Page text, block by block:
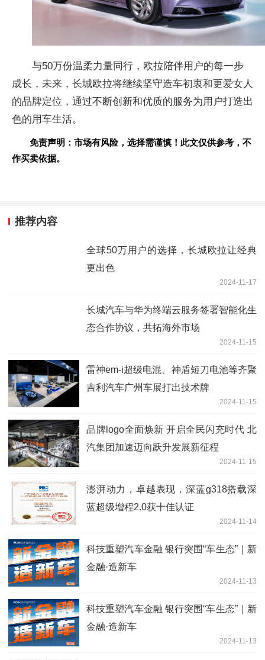
与50万份温柔力量同行，欧拉陪伴用户的每一步
成长，未来，长城欧拉将继续坚守造车初衷和更爱女人
的品牌定位，通过不断创新和优质的服务为用户打造出
色的用车生活。
免责声明：市场有风险，选择需谨慎！此文仅供参考，不
作买卖依据。
推荐内容
全球50万用户的选择，长城欧拉让经典
更出色
2024-11-17
长城汽车与华为终端云服务签署智能化生
态合作协议，共拓海外市场
2024-11-15
雷神em-i超级电混、神盾短刀电池等齐聚
吉利汽车广州车展打出技术牌
2024-11-15
品牌logo全面焕新 开启全民闪充时代 北
汽集团加速迈向跃升发展新征程
2024-11-15
澎湃动力，卓越表现，深蓝g318搭载深
蓝超级增程2.0获十佳认证
2024-11-14
科技重塑汽车金融 银行突围“车生态”｜新
金融·造新车
2024-11-13
科技重塑汽车金融 银行突围“车生态”｜新
金融·造新车
2024-11-13